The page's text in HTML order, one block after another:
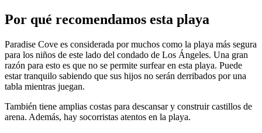
Por qué recomendamos esta playa
Paradise Cove es considerada por muchos como la playa más segura
para los niños de este lado del condado de Los Ángeles. Una gran
razón para esto es que no se permite surfear en esta playa. Puede
estar tranquilo sabiendo que sus hijos no serán derribados por una
tabla mientras juegan.
También tiene amplias costas para descansar y construir castillos de
arena. Además, hay socorristas atentos en la playa.